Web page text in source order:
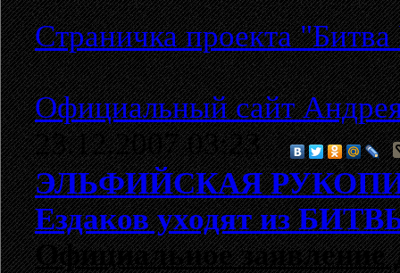
Страничка проекта
Официальный сайт
23.12.2007 03:23
ЭЛЬФИЙСКАЯ
Ездаков уходят из
Официальное